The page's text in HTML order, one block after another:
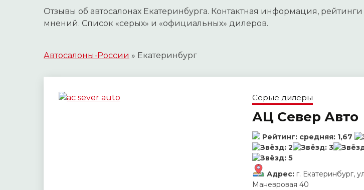
Отзывы об автосалонах Екатеринбурга. Контактная информация,
мнений. Список «серых» и «официальных» дилеров.
Автосалоны-России » Екатеринбург
Серые дилеры
АЦ Север Авто
Рейтинг:средняя: 1,67
Адрес: г. Екатеринбург,
Маневровая 40